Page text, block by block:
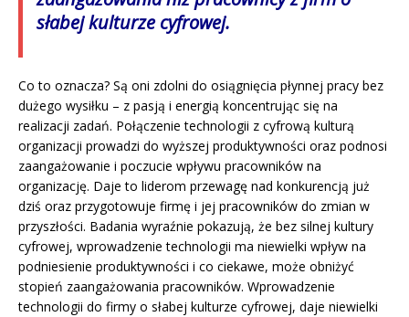
słabej kulturze cyfrowej.
Co to oznacza? Są oni zdolni do osiągnięcia płynnej pracy bez
dużego wysiłku – z pasją i energią koncentrując się na
realizacji zadań. Połączenie technologii z cyfrową kulturą
organizacji prowadzi do wyższej produktywności oraz podnosi
zaangażowanie i poczucie wpływu pracowników na
organizację. Daje to liderom przewagę nad konkurencją już
dziś oraz przygotowuje firmę i jej pracowników do zmian w
przyszłości. Badania wyraźnie pokazują, że bez silnej kultury
cyfrowej, wprowadzenie technologii ma niewielki wpływ na
podniesienie produktywności i co ciekawe, może obniżyć
stopień zaangażowania pracowników. Wprowadzenie
technologii do firmy o słabej kulturze cyfrowej, daje niewielki